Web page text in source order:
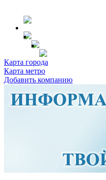
Карта города
Карта метро
Добавить компанию